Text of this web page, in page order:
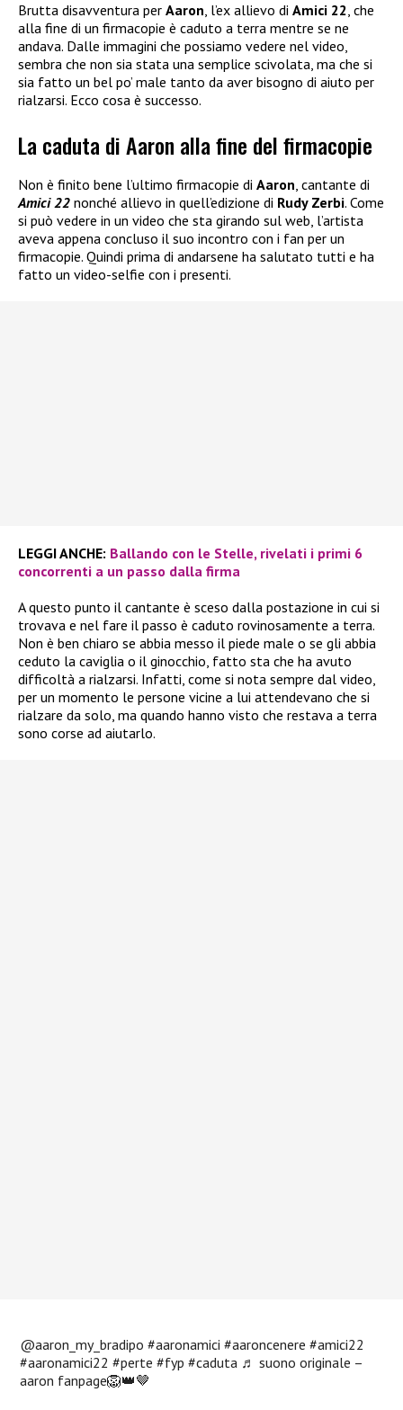
Brutta disavventura per Aaron, l’ex allievo di Amici 22, che
alla fine di un firmacopie è caduto a terra mentre se ne
andava. Dalle immagini che possiamo vedere nel video,
sembra che non sia stata una semplice scivolata, ma che si
sia fatto un bel po’ male tanto da aver bisogno di aiuto per
rialzarsi. Ecco cosa è successo.
La caduta di Aaron alla fine del firmacopie
Non è finito bene l’ultimo firmacopie di Aaron, cantante di
Amici 22 nonché allievo in quell’edizione di Rudy Zerbi. Come
si può vedere in un video che sta girando sul web, l’artista
aveva appena concluso il suo incontro con i fan per un
firmacopie. Quindi prima di andarsene ha salutato tutti e ha
fatto un video-selfie con i presenti.
LEGGI ANCHE: Ballando con le Stelle, rivelati i primi 6
concorrenti a un passo dalla firma
A questo punto il cantante è sceso dalla postazione in cui si
trovava e nel fare il passo è caduto rovinosamente a terra.
Non è ben chiaro se abbia messo il piede male o se gli abbia
ceduto la caviglia o il ginocchio, fatto sta che ha avuto
difficoltà a rialzarsi. Infatti, come si nota sempre dal video,
per un momento le persone vicine a lui attendevano che si
rialzare da solo, ma quando hanno visto che restava a terra
sono corse ad aiutarlo.
@aaron_my_bradipo #aaronamici #aaroncenere #amici22
#aaronamici22 #perte #fyp #caduta ♬ suono originale –
aaron fanpage🦁👑🤎